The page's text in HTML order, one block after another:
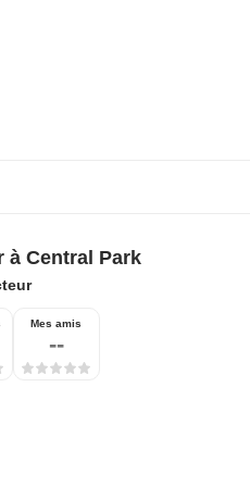
à Central Park
Mes amis
--